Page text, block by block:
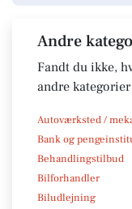
Andre
Fandt du ikke,
andre
Autoværksted /
Bank og
Behandlingstilbud
Bilforhandler
Biludlejning